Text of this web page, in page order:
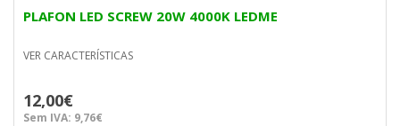
PLAFON LED SCREW 20W 4000K LEDME
VER CARACTERÍSTICAS
12,00€
Sem IVA: 9,76€